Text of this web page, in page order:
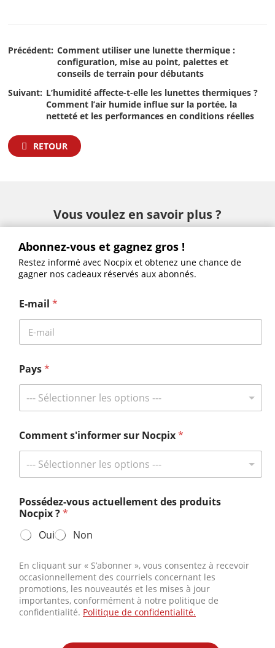
Précédent: Comment utiliser une lunette thermique :
configuration, mise au point, palettes et
conseils de terrain pour débutants
Suivant: L’humidité affecte-t-elle les lunettes thermiques ?
Comment l’air humide influe sur la portée, la
netteté et les performances en conditions réelles
RETOUR
Vous voulez en savoir plus ?
LUMI LRF – H35R•L35R
ACE RM – S60R•H50R
Abonnez-vous et gagnez gros !
Restez informé avec Nocpix et obtenez une chance de gagner nos
cadeaux réservés aux abonnés.
Contactez-nous
Tél.: +49 800 1806627
E-mail: info@nocpix.com
E-mail: service@nocpix.com(Uniquement pour le support
technique)
© 2026 Tous droits réservés Inlumen Technologies Co., Ltd.
Abonnez-vous et gagnez gros !
Restez informé avec Nocpix et obtenez une chance de
gagner nos cadeaux réservés aux abonnés.
E-mail *
Pays*
--- Sélectionner les options ---
Comment s'informer sur Nocpix*
--- Sélectionner les options ---
Possédez-vous actuellement des produits
Nocpix ?*
Oui
Non
En cliquant sur « S’abonner », vous consentez à recevoir
occasionnellement des courriels concernant les
promotions, les nouveautés et les mises à jour
importantes, conformément à notre politique de
confidentialité. Politique de confidentialité.